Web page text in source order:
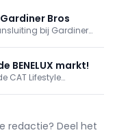
Bros
bij Gardiner
...
BENELUX markt!
CAT Lifestyle
redactie? Deel het